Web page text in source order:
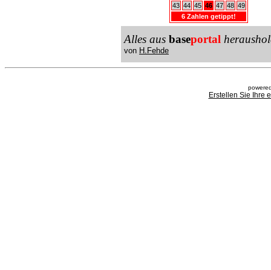
43 44 45 46 47 48 49
6 Zahlen getippt!
Alles aus baseportal
von H.Fehde
Erstellen Sie Ihre